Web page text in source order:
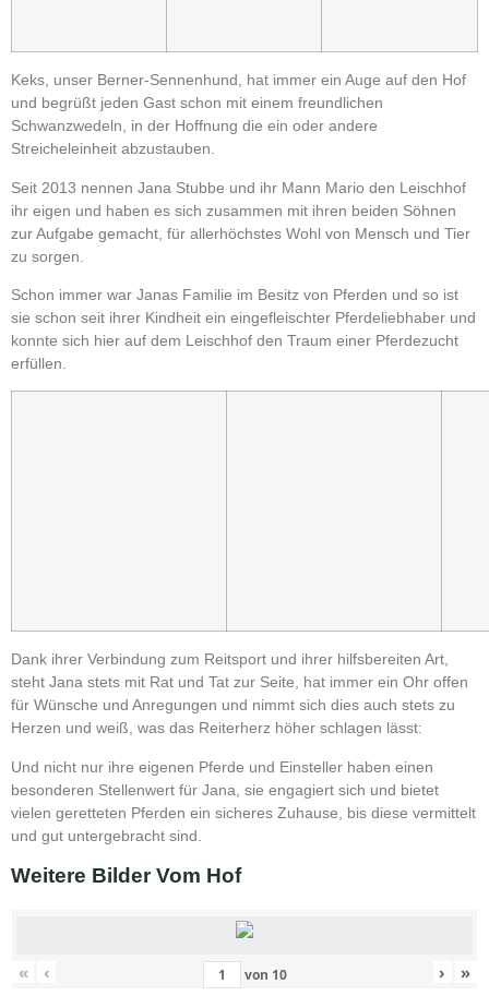
Keks, unser Berner-Sennenhund, hat immer ein Auge auf den Hof
und begrüßt jeden Gast schon mit einem freundlichen
Schwanzwedeln, in der Hoffnung die ein oder andere
Streicheleinheit abzustauben.
Seit 2013 nennen Jana Stubbe und ihr Mann Mario den Leischhof
ihr eigen und haben es sich zusammen mit ihren beiden Söhnen
zur Aufgabe gemacht, für allerhöchstes Wohl von Mensch und Tier
zu sorgen.
Schon immer war Janas Familie im Besitz von Pferden und so ist
sie schon seit ihrer Kindheit ein eingefleischter Pferdeliebhaber und
konnte sich hier auf dem Leischhof den Traum einer Pferdezucht
erfüllen.
Dank ihrer Verbindung zum Reitsport und ihrer hilfsbereiten Art,
steht Jana stets mit Rat und Tat zur Seite, hat immer ein Ohr offen
für Wünsche und Anregungen und nimmt sich dies auch stets zu
Herzen und weiß, was das Reiterherz höher schlagen lässt:
Und nicht nur ihre eigenen Pferde und Einsteller haben einen
besonderen Stellenwert für Jana, sie engagiert sich und bietet
vielen geretteten Pferden ein sicheres Zuhause, bis diese vermittelt
und gut untergebracht sind.
Weitere Bilder Vom Hof
« ‹ von 10 › »